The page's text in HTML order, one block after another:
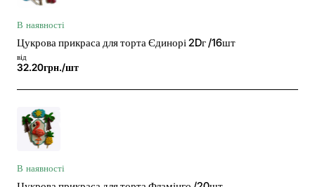
В наявності
Цукрова прикраса для торта Єдинорі 2Dг /16шт
від
32.20грн./шт
В наявності